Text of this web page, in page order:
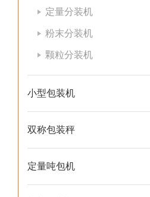
定量分装机
粉末分装机
颗粒分装机
小型包装机
双称包装秤
定量吨包机